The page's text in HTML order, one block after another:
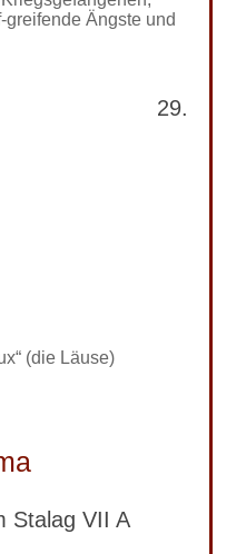
Ängste und
(die Läuse)
29.
Stalag VII A